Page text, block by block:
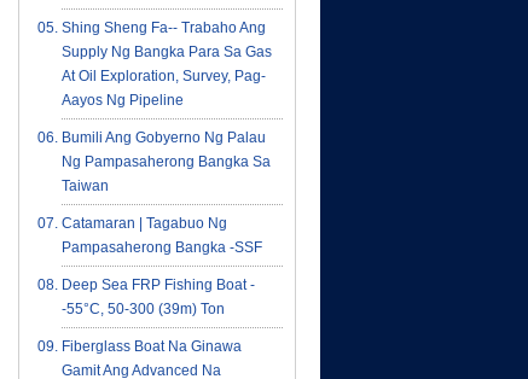
Shing Sheng Fa-- Trabaho Ang
Supply Ng Bangka Para Sa Gas
At Oil Exploration, Survey, Pag-
Aayos Ng Pipeline
Bumili Ang Gobyerno Ng Palau
Ng Pampasaherong Bangka Sa
Taiwan
Catamaran | Tagabuo Ng
Pampasaherong Bangka -SSF
Deep Sea FRP Fishing Boat -
-55°C, 50-300 (39m) Ton
Fiberglass Boat Na Ginawa
Gamit Ang Advanced Na